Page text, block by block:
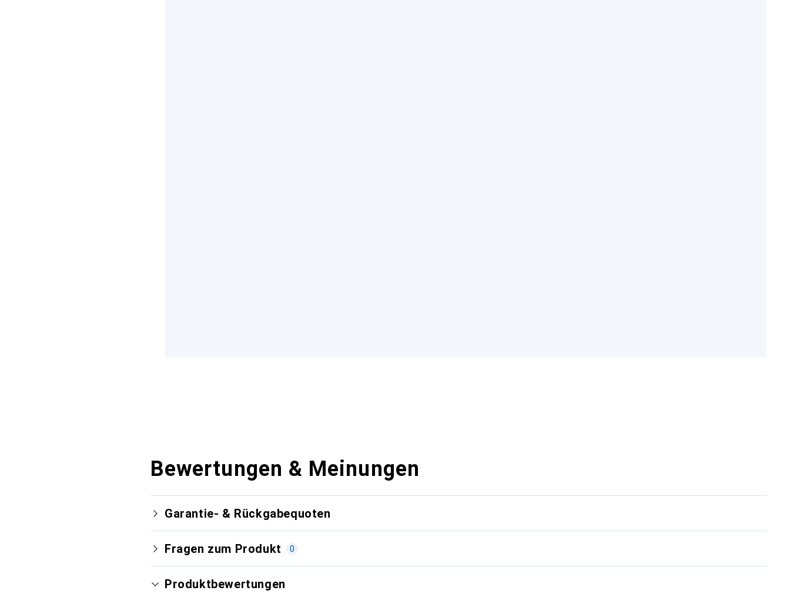
Bewertungen & Meinungen
Garantie- & Rückgabequoten
Fragen zum Produkt 0
Produktbewertungen